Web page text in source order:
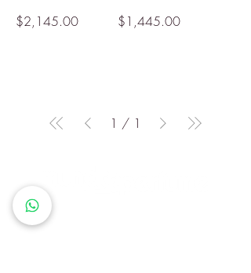
Precio
$2,145.00
Precio
$1,445.00
1 / 1
Queremos que cada cliente
sienta que en Mundo Perfume